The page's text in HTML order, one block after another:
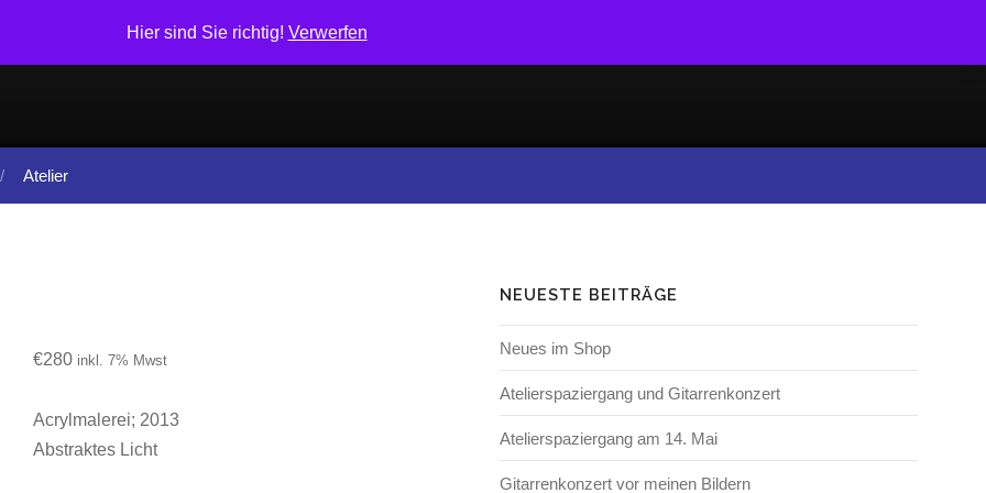
Hier sind Sie richtig! Verwerfen
Atelier
€280 inkl. 7% Mwst
Acrylmalerei; 2013
Abstraktes Licht
NEUESTE BEITRÄGE
Neues im Shop
Atelierspaziergang und Gitarrenkonzert
Atelierspaziergang am 14. Mai
Gitarrenkonzert vor meinen Bildern